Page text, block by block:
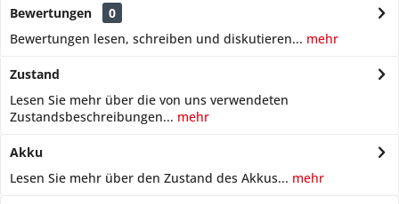
Bewertungen
0
Bewertungen lesen, schreiben und diskutieren... mehr
Zustand
Lesen Sie mehr über die von uns verwendeten
Zustandsbeschreibungen... mehr
Akku
Lesen Sie mehr über den Zustand des Akkus... mehr